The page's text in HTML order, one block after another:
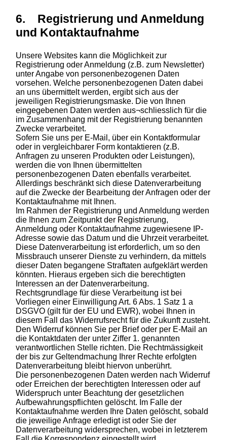
6. Registrierung und Anmeldung
und Kontaktaufnahme
Unsere Websites kann die Möglichkeit zur
Registrierung oder Anmeldung (z.B. zum Newsletter)
unter Angabe von personenbezogenen Daten
vorsehen. Welche personenbezogenen Daten dabei
an uns übermittelt werden, ergibt sich aus der
jeweiligen Registrierungsmaske. Die von Ihnen
eingegebenen Daten werden aus¬schliesslich für die
im Zusammenhang mit der Registrierung benannten
Zwecke verarbeitet.
Sofern Sie uns per E-Mail, über ein Kontaktformular
oder in vergleichbarer Form kontaktieren (z.B.
Anfragen zu unseren Produkten oder Leistungen),
werden die von Ihnen übermittelten
personenbezogenen Daten ebenfalls verarbeitet.
Allerdings beschränkt sich diese Datenverarbeitung
auf die Zwecke der Bearbeitung der Anfragen oder der
Kontaktaufnahme mit Ihnen.
Im Rahmen der Registrierung und Anmeldung werden
die Ihnen zum Zeitpunkt der Registrierung,
Anmeldung oder Kontaktaufnahme zugewiesene IP-
Adresse sowie das Datum und die Uhrzeit verarbeitet.
Diese Datenverarbeitung ist erforderlich, um so den
Missbrauch unserer Dienste zu verhindern, da mittels
dieser Daten begangene Straftaten aufgeklärt werden
könnten. Hieraus ergeben sich die berechtigten
Interessen an der Datenverarbeitung.
Rechtsgrundlage für diese Verarbeitung ist bei
Vorliegen einer Einwilligung Art. 6 Abs. 1 Satz 1 a
DSGVO (gilt für der EU und EWR), wobei Ihnen in
diesem Fall das Widerrufsrecht für die Zukunft zusteht.
Den Widerruf können Sie per Brief oder per E-Mail an
die Kontaktdaten der unter Ziffer 1. genannten
verantwortlichen Stelle richten. Die Rechtmässigkeit
der bis zur Geltendmachung Ihrer Rechte erfolgten
Datenverarbeitung bleibt hiervon unberührt.
Die personenbezogenen Daten werden nach Widerruf
oder Erreichen der berechtigten Interessen oder auf
Widerspruch unter Beachtung der gesetzlichen
Aufbewahrungspflichten gelöscht. Im Falle der
Kontaktaufnahme werden Ihre Daten gelöscht, sobald
die jeweilige Anfrage erledigt ist oder Sie der
Datenverarbeitung widersprechen, wobei in letzterem